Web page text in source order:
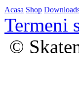
Acasa Shop
Termeni
©